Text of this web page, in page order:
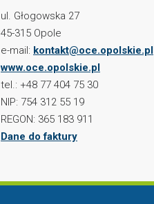
ul. Głogowska 27
45-315 Opole
e-mail: kontakt@oce.opolskie.pl
www.oce.opolskie.pl
tel.: +48 77 404 75 30
NIP: 754 312 55 19
REGON: 365 183 911
Dane do faktury